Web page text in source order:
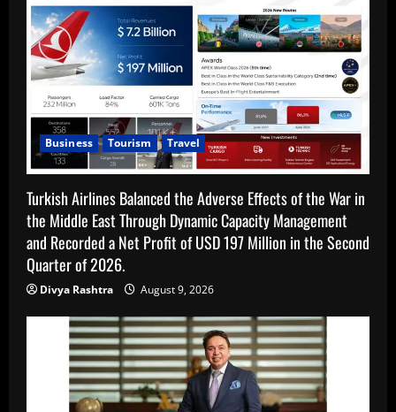
Business Tourism Travel
Turkish Airlines Balanced the Adverse Effects of the War in
the Middle East Through Dynamic Capacity Management
and Recorded a Net Profit of USD 197 Million in the Second
Quarter of 2026.
Divya Rashtra August 9, 2026